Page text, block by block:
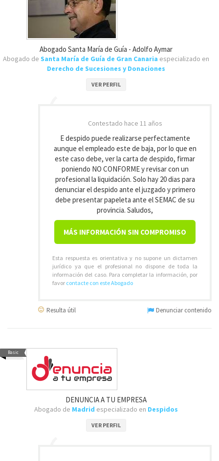
Abogado Santa María de Guía - Adolfo Aymar
Abogado de Santa María de Guía de Gran Canaria especializado en
Derecho de Sucesiones y Donaciones
VER PERFIL
Contestado hace 11 años
E despido puede realizarse perfectamente
aunque el empleado este de baja, por lo que en
este caso debe, ver la carta de despido, firmar
poniendo NO CONFORME y revisar con un
profesional la liquidación. Solo hay 20 dias para
denunciar el despido ante el juzgado y primero
debe presentar papeleta ante el SEMAC de su
provincia. Saludos,
MÁS INFORMACIÓN SIN COMPROMISO
Esta respuesta es orientativa y no supone un dictamen
jurídico ya que el profesional no dispone de toda la
información del caso. Para completar la información, por
favor contacte con este Abogado
Resulta útil Denunciar contenido
Basic
DENUNCIA A TU EMPRESA
Abogado de Madrid especializado en Despidos
VER PERFIL